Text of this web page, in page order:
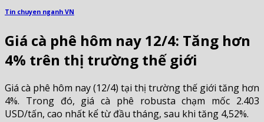
Tin chuyen nganh VN
Giá cà phê hôm nay 12/4: Tăng hơn
4% trên thị trường thế giới
Giá cà phê hôm nay (12/4) tại thị trường thế giới tăng hơn
4%. Trong đó, giá cà phê robusta chạm mốc 2.403
USD/tấn, cao nhất kể từ đầu tháng, sau khi tăng 4,52%.